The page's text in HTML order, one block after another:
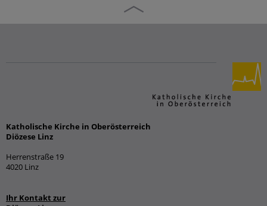
Katholische Kirche in Oberösterreich
Diözese Linz
Herrenstraße 19
4020 Linz
Ihr Kontakt zur